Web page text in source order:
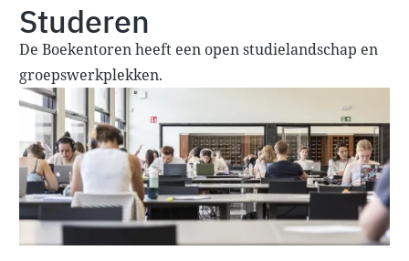
Studeren
De Boekentoren heeft een open studielandschap en
groepswerkplekken.